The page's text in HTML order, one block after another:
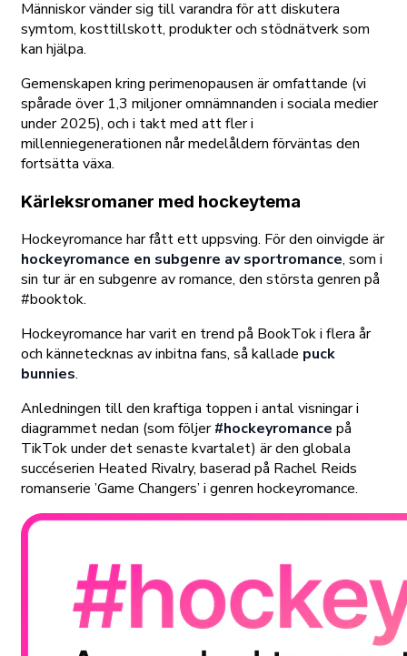
Människor vänder sig till varandra för att diskutera
symtom, kosttillskott, produkter och stödnätverk som
kan hjälpa.
Gemenskapen kring perimenopausen är omfattande (vi
spårade över 1,3 miljoner omnämnanden i sociala medier
under 2025), och i takt med att fler i
millenniegenerationen når medelåldern förväntas den
fortsätta växa.
Kärleksromaner med hockeytema
Hockeyromance har fått ett uppsving. För den oinvigde är
hockeyromance en subgenre av sportromance, som i
sin tur är en subgenre av romance, den största genren på
#booktok.
Hockeyromance har varit en trend på BookTok i flera år
och kännetecknas av inbitna fans, så kallade puck
bunnies.
Anledningen till den kraftiga toppen i antal visningar i
diagrammet nedan (som följer#hockeyromance på
TikTok under det senaste kvartalet) är den globala
succéserien Heated Rivalry, baserad på Rachel Reids
romanserie ’Game Changers’ i genren hockeyromance.